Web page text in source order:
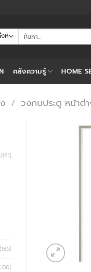
ค้นหา:
คลังความรู้ HOME
/ วงกบประตู หน้าต่
(181)
(185)